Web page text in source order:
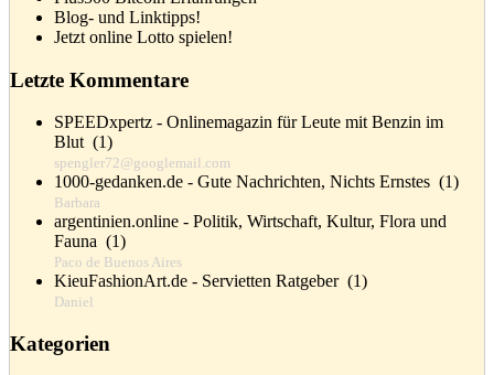
Blog- und Linktipps!
Jetzt online Lotto spielen!
Letzte Kommentare
SPEEDxpertz - Onlinemagazin für Leute mit Benzin im
Blut (1)
spengler72@googlemail.com
1000-gedanken.de - Gute Nachrichten, Nichts Ernstes (1)
Barbara
argentinien.online - Politik, Wirtschaft, Kultur, Flora und
Fauna (1)
Paco de Buenos Aires
KieuFashionArt.de - Servietten Ratgeber(1)
Daniel
Kategorien